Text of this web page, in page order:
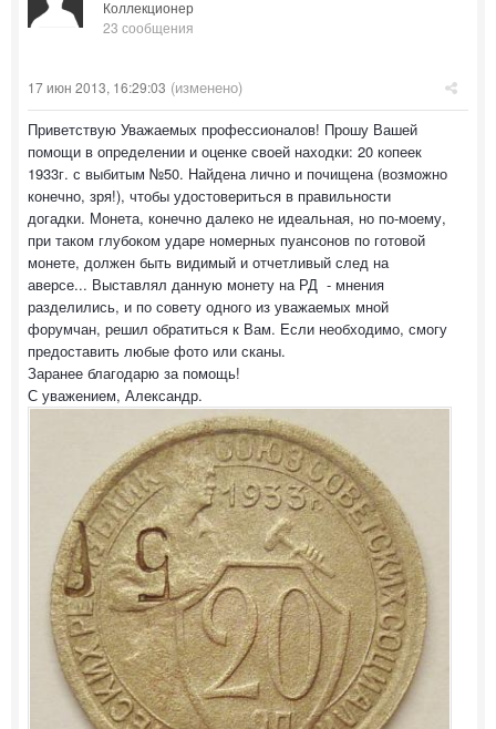
Коллекционер
23 сообщения
17 июн 2013, 16:29:03 (изменено)
Приветствую Уважаемых профессионалов! Прошу Вашей
помощи в определении и оценке своей находки: 20 копеек
1933г. с выбитым №50. Найдена лично и почищена (возможно
конечно, зря!), чтобы удостовериться в правильности
догадки. Монета, конечно далеко не идеальная, но по-моему,
при таком глубоком ударе номерных пуансонов по готовой
монете, должен быть видимый и отчетливый след на
аверсе... Выставлял данную монету на РД - мнения
разделились, и по совету одного из уважаемых мной
форумчан, решил обратиться к Вам. Если необходимо, смогу
предоставить любые фото или сканы.
Заранее благодарю за помощь!
С уважением, Александр.